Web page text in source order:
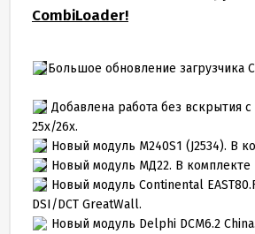
CombiLoader!
Большое обновление загрузчика
Добавлена работа без вскрытия
25x/26x.
Новый модуль M240S1 (J2534). В
Новый модуль MД22. В комплекте
Новый модуль Continental
DSI/DCT GreatWall.
Новый модуль Delphi DCM6.2